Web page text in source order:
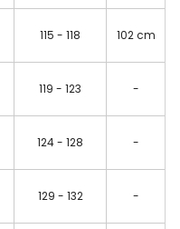
115 - 118 102 cm
119 - 123 -
124 - 128 -
129 - 132 -